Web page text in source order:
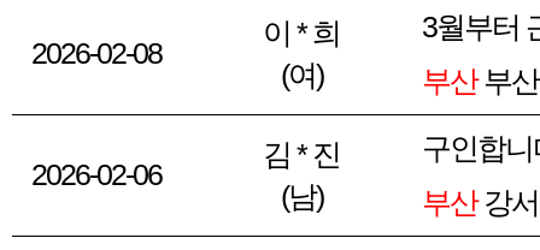
2026-02-08
이 * 희
(여)
3월부터
부산부
2026-02-06
김 * 진
(남)
구인합니
부산강